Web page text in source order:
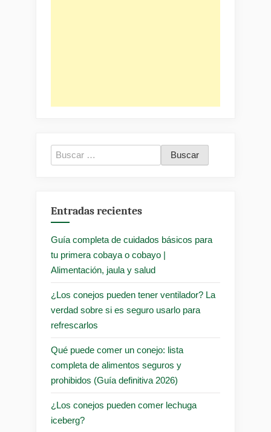
Buscar:
Entradas recientes
Guía completa de cuidados básicos para
tu primera cobaya o cobayo |
Alimentación, jaula y salud
¿Los conejos pueden tener ventilador? La
verdad sobre si es seguro usarlo para
refrescarlos
Qué puede comer un conejo: lista
completa de alimentos seguros y
prohibidos (Guía definitiva 2026)
¿Los conejos pueden comer lechuga
iceberg?